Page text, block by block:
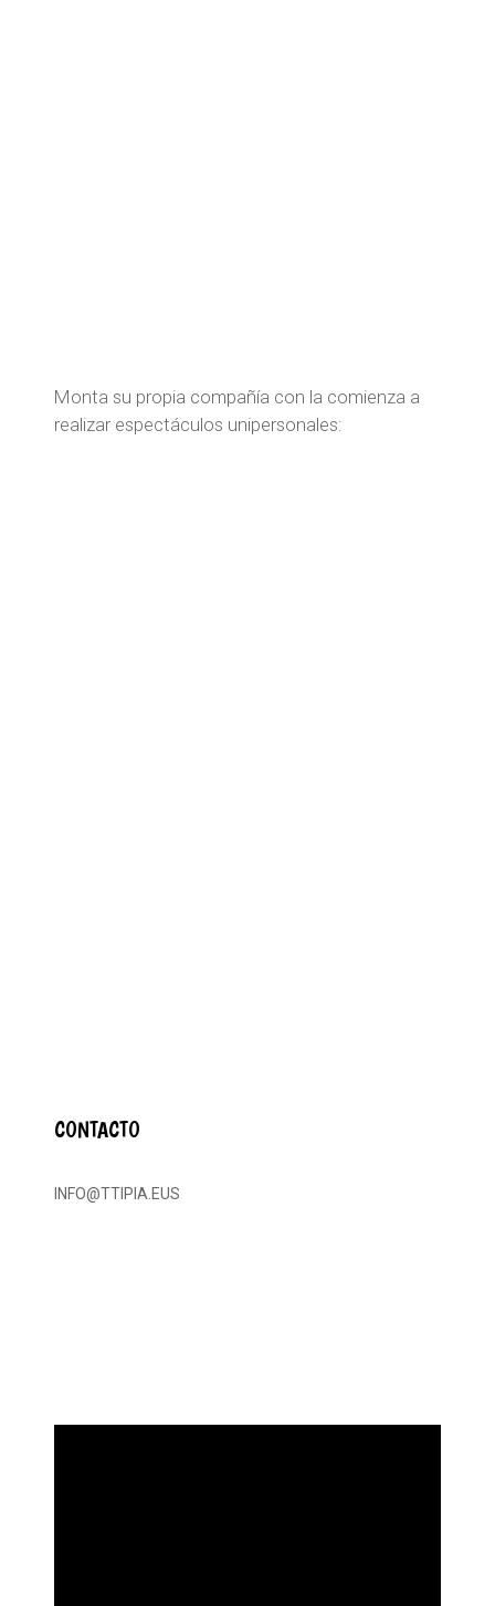
Monta su propia compañía con la comienza a
realizar espectáculos unipersonales:
CONTACTO
INFO@TTIPIA.EUS